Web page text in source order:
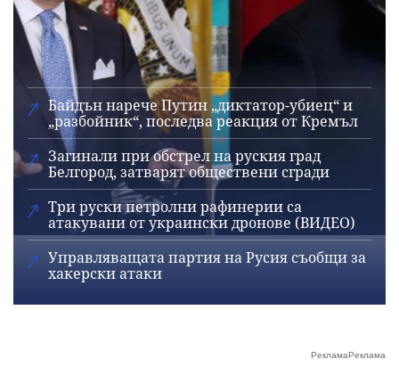
Байдън нарече Путин „диктатор-убиец“ и
„разбойник“, последва реакция от Кремъл
Загинали при обстрел на руския град
Белгород, затварят обществени сгради
Три руски петролни рафинерии са
атакувани от украински дронове (ВИДЕО)
Управляващата партия на Русия съобщи за
хакерски атаки